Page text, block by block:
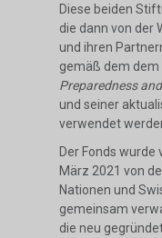
Diese beiden
die dann von der
und ihren
gemäß dem dem
Preparedness
und seiner
verwendet
Der Fonds wurde
März 2021 von
Nationen und
gemeinsam
die neu